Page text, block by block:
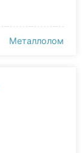
Металлолом